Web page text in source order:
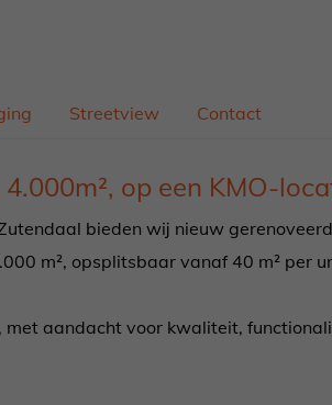
Streetview Contact
op een KMO-
bieden wij nieuw
m², opsplitsbaar vanaf 40 m² per
aandacht voor kwaliteit,